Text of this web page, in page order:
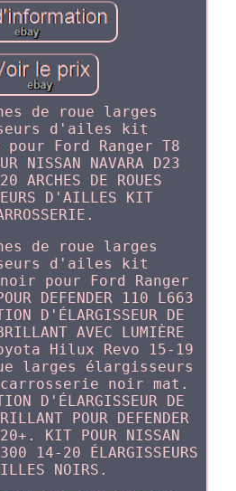
de roue larges
d'ailes kit
Ford Ranger T8
NISSAN NAVARA D23
ARCHES DE ROUES
D'AILLES KIT
de roue larges
d'ailes kit
pour Ford Ranger
DEFENDER 110 L663
D'ÉLARGISSEUR DE
AVEC LUMIÈRE
Hilux Revo 15-19
larges élargisseurs
noir mat.
D'ÉLARGISSEUR DE
POUR DEFENDER
KIT POUR NISSAN
14-20 ÉLARGISSEURS
NOIRS.